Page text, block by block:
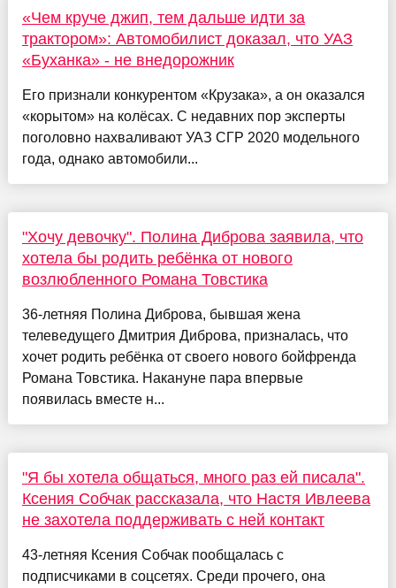
«Чем круче джип, тем дальше идти за
трактором»: Автомобилист доказал, что УАЗ
«Буханка» - не внедорожник
Его признали конкурентом «Крузака», а он оказался
«корытом» на колёсах. С недавних пор эксперты
поголовно нахваливают УАЗ СГР 2020 модельного
года, однако автомобили...
"Хочу девочку". Полина Диброва заявила, что
хотела бы родить ребёнка от нового
возлюбленного Романа Товстика
36-летняя Полина Диброва, бывшая жена
телеведущего Дмитрия Диброва, призналась, что
хочет родить ребёнка от своего нового бойфренда
Романа Товстика. Накануне пара впервые
появилась вместе н...
"Я бы хотела общаться, много раз ей писала".
Ксения Собчак рассказала, что Настя Ивлеева
не захотела поддерживать с ней контакт
43-летняя Ксения Собчак пообщалась с
подписчиками в соцсетях. Среди прочего, она